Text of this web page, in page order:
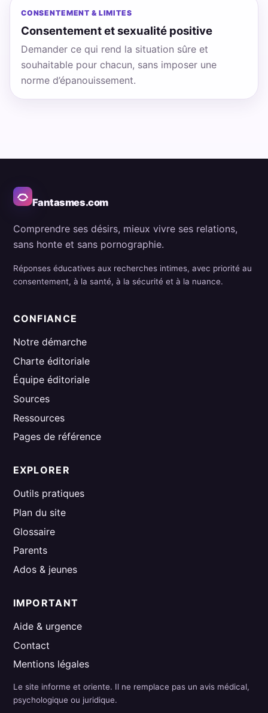
CONSENTEMENT & LIMITES
Consentement et sexualité positive
Demander ce qui rend la situation sûre et
souhaitable pour chacun, sans imposer une
norme d’épanouissement.
Fantasmes.com
Comprendre ses désirs, mieux vivre ses relations,
sans honte et sans pornographie.
Réponses éducatives aux recherches intimes, avec priorité au
consentement, à la santé, à la sécurité et à la nuance.
CONFIANCE
Notre démarche
Charte éditoriale
Équipe éditoriale
Sources
Ressources
Pages de référence
EXPLORER
Outils pratiques
Plan du site
Glossaire
Parents
Ados & jeunes
IMPORTANT
Aide & urgence
Contact
Mentions légales
Le site informe et oriente. Il ne remplace pas un avis médical,
psychologique ou juridique.